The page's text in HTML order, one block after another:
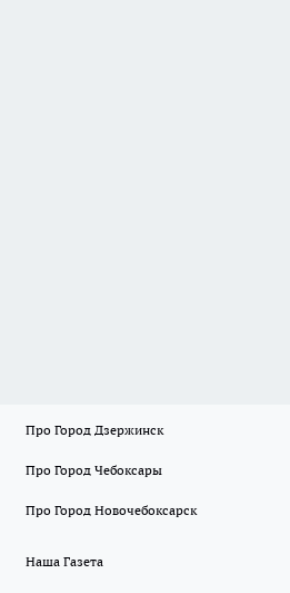
Про Город Дзержинск
Про Город Чебоксары
Про Город Новочебоксарск
Наша Газета